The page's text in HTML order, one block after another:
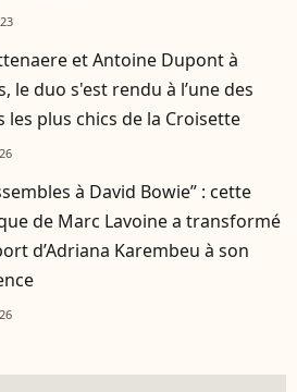
et Antoine Dupont à
le duo s'est rendu à l’une des
les plus chics de la Croisette
à David Bowie” : cette
de Marc Lavoine a transformé
d’Adriana Karembeu à son